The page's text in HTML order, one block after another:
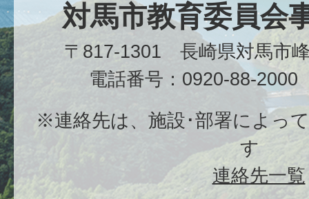
対馬市教育委員会
〒817-1301 長崎県対馬市
電話番号：0920-88-2000
※連絡先は、施設･部署によっ
す
連絡先一覧